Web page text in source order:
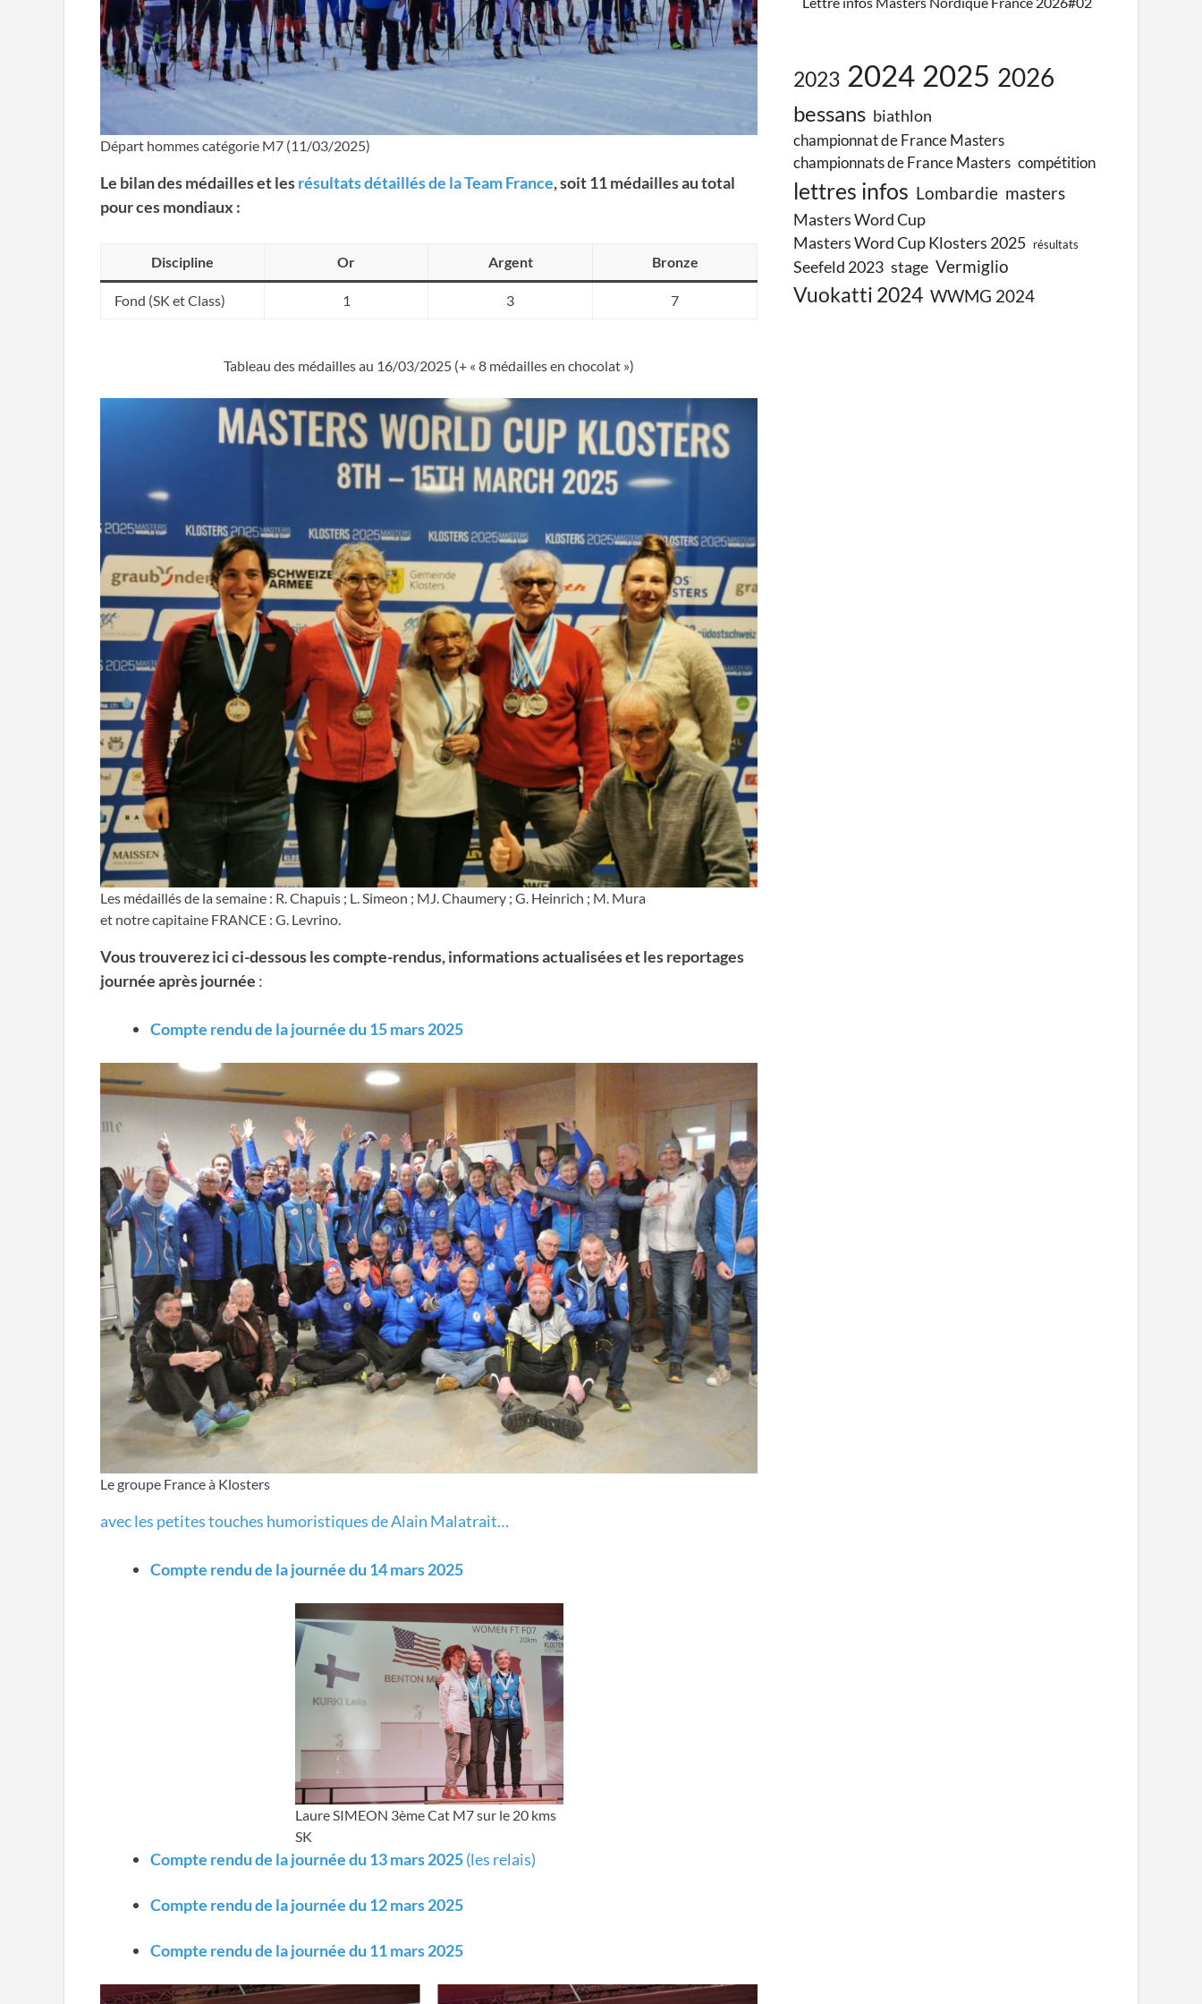
Départ hommes catégorie M7 (11/03/2025)
Le bilan des médailles et lesrésultats détaillés de la Team France, soit 11 médailles au total
pour ces mondiaux :
Discipline Or Argent Bronze
Fond (SK et Class) 1 3 7
Tableau des médailles au 16/03/2025 (+ « 8 médailles en chocolat »)
Les médaillés de la semaine : R. Chapuis ; L. Simeon ; MJ. Chaumery ; G. Heinrich ; M. Mura
et notre capitaine FRANCE : G. Levrino.
Vous trouverez ici ci-dessous les compte-rendus, informations actualisées et les reportages
journée après journée :
Compte rendu de la journée du 15 mars 2025
Le groupe France à Klosters
avec les petites touches humoristiques de Alain Malatrait…
Compte rendu de la journée du 14 mars 2025
Laure SIMEON 3ème Cat M7 sur le 20 kms
SK
Compte rendu de la journée du 13 mars 2025(les relais)
Compte rendu de la journée du 12 mars 2025
Compte rendu de la journée du 11 mars 2025
2023 2024 2025 2026
bessans biathlon
championnat de France Masters
championnats de France Masters compétition
lettres infos Lombardie masters
Masters Word Cup
Masters Word Cup Klosters 2025 résultats
Seefeld 2023 stage Vermiglio
Vuokatti 2024 WWMG 2024